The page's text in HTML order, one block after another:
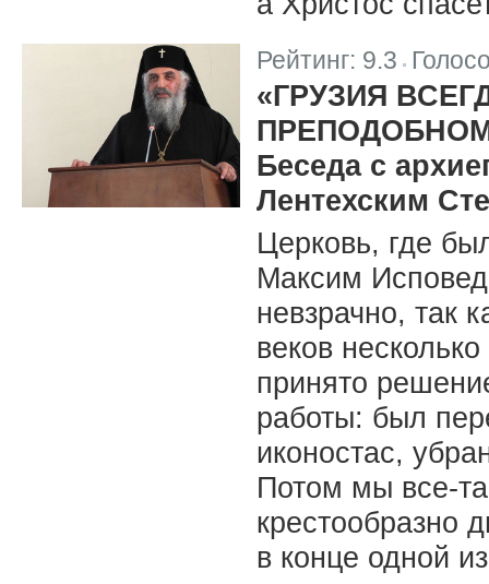
Рейтинг: 9.3
«ГРУЗИЯ
Беседа с
Лентехским
Церковь, где
Максим
невзрачно, так
веков
принято
работы: был
иконостас,
Потом мы все-
крестообразно
в конце одной